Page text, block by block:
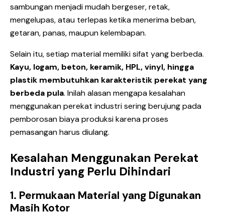
sambungan menjadi mudah bergeser, retak,
mengelupas, atau terlepas ketika menerima beban,
getaran, panas, maupun kelembapan.
Selain itu, setiap material memiliki sifat yang berbeda.
Kayu, logam, beton, keramik, HPL, vinyl, hingga
plastik membutuhkan karakteristik perekat yang
berbeda pula. Inilah alasan mengapa kesalahan
menggunakan perekat industri sering berujung pada
pemborosan biaya produksi karena proses
pemasangan harus diulang.
Kesalahan Menggunakan Perekat
Industri yang Perlu Dihindari
1. Permukaan Material yang Digunakan
Masih Kotor